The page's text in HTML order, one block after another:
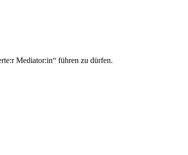
Mediator:in“ führen zu dürfen.